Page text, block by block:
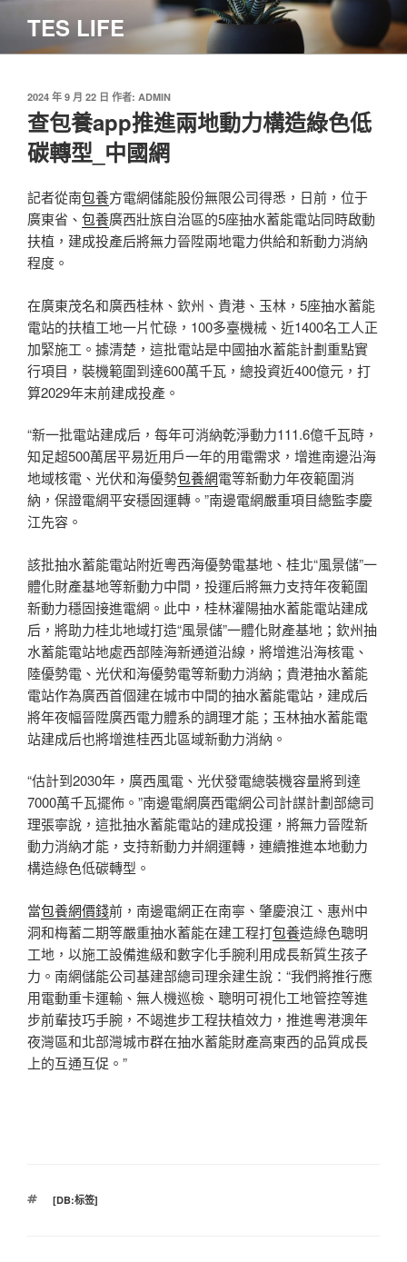
主
TES LIFE
發
佈
於
2024 年 9 月 22 日 作者: ADMIN
查包養app推進兩地動力構造綠色低
碳轉型_中國網
記者從南包養方電網儲能股份無限公司得悉，日前，位于
廣東省、 包養廣西壯族自治區的5座抽水蓄能電站同時啟動
扶植，建成投產后將無力晉陞兩地電力供給和新動力消納
程度。
在廣東茂名和廣西桂林、欽州、貴港、玉林，5座抽水蓄能
電站的扶植工地一片忙碌，100多臺機械、近1400名工人正
加緊施工。據清楚，這批電站是中國抽水蓄能計劃重點實
行項目，裝機範圍到達600萬千瓦，總投資近400億元，打
算2029年末前建成投產。
“新一批電站建成后，每年可消納乾淨動力111.6億千瓦時，
知足超500萬居平易近用戶一年的用電需求，增進南邊沿海
地域核電、光伏和海優勢包養網電等新動力年夜範圍消
納，保證電網平安穩固運轉。”南邊電網嚴重項目總監李慶
江先容。
該批抽水蓄能電站附近粵西海優勢電基地、桂北“風景儲”一
體化財產基地等新動力中間，投運后將無力支持年夜範圍
新動力穩固接進電網。此中，桂林灌陽抽水蓄能電站建成
后，將助力桂北地域打造“風景儲”一體化財產基地；欽州抽
水蓄能電站地處西部陸海新通道沿線，將增進沿海核電、
陸優勢電、光伏和海優勢電等新動力消納；貴港抽水蓄能
電站作為廣西首個建在城市中間的抽水蓄能電站，建成后
將年夜幅晉陞廣西電力體系的調理才能；玉林抽水蓄能電
站建成后也將增進桂西北區域新動力消納。
“估計到2030年，廣西風電、光伏發電總裝機容量將到達
7000萬千瓦擺佈。”南邊電網廣西電網公司計謀計劃部總司
理張寧說，這批抽水蓄能電站的建成投運，將無力晉陞新
動力消納才能，支持新動力并網運轉，連續推進本地動力
構造綠色低碳轉型。
當包養網價錢前，南邊電網正在南寧、肇慶浪江、惠州中
洞和梅蓄二期等嚴重抽水蓄能在建工程打包養造綠色聰明
工地，以施工設備進級和數字化手腕利用成長新質生孩子
力。南網儲能公司基建部總司理余建生說：“我們將推行應
用電動重卡運輸、無人機巡檢、聰明可視化工地管控等進
步前輩技巧手腕，不竭進步工程扶植效力，推進粵港澳年
夜灣區和北部灣城市群在抽水蓄能財產高東西的品質成長
上的互通互促。”
標
[DB:标签]